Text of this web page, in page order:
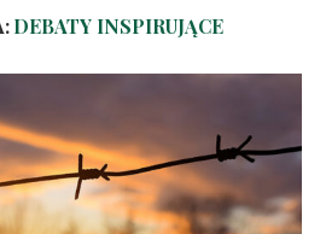
DEBATY INSPIRUJĄCE